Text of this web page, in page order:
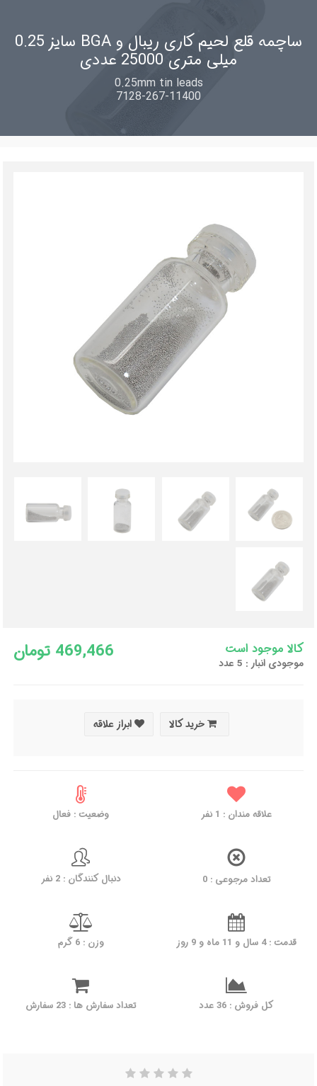
ساچمه قلع لحیم کاری ریبال و BGA سایز 0.25
میلی متری 25000 عددی
0.25mm tin leads
7128-267-11400
469,466 تومان کالا موجود است
موجودی انبار : 5 عدد
خرید کالا ابراز علاقه
علاقه مندان : 1 نفر وضعیت : فعال
تعداد مرجوعی : 0 دنبال کنندگان : 2 نفر
قدمت : 4 سال و 11 ماه و 9 روز وزن : 6 گرم
کل فروش : 36 عدد تعداد سفارش ها : 23 سفارش